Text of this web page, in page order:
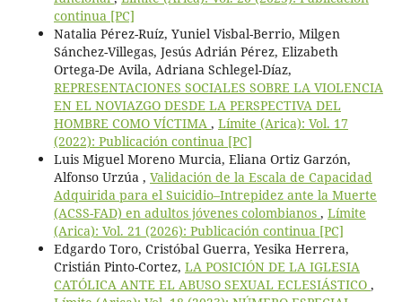
continua [PC]
Natalia Pérez-Ruíz, Yuniel Visbal-Berrio, Milgen
Sánchez-Villegas, Jesús Adrián Pérez, Elizabeth
Ortega-De Avila, Adriana Schlegel-Díaz,
REPRESENTACIONES SOCIALES SOBRE LA VIOLENCIA
EN EL NOVIAZGO DESDE LA PERSPECTIVA DEL
HOMBRE COMO VÍCTIMA , Límite (Arica): Vol. 17
(2022): Publicación continua [PC]
Luis Miguel Moreno Murcia, Eliana Ortiz Garzón,
Alfonso Urzúa , Validación de la Escala de Capacidad
Adquirida para el Suicidio–Intrepidez ante la Muerte
(ACSS-FAD) en adultos jóvenes colombianos , Límite
(Arica): Vol. 21 (2026): Publicación continua [PC]
Edgardo Toro, Cristóbal Guerra, Yesika Herrera,
Cristián Pinto-Cortez, LA POSICIÓN DE LA IGLESIA
CATÓLICA ANTE EL ABUSO SEXUAL ECLESIÁSTICO ,